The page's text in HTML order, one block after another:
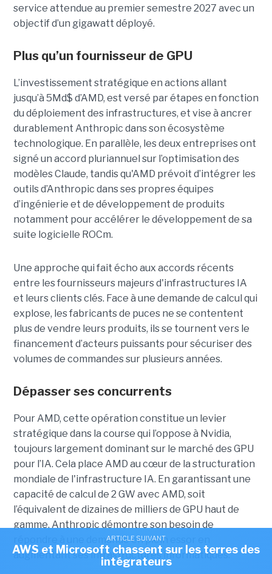
service attendue au premier semestre 2027 avec un
objectif d’un gigawatt déployé.
Plus qu’un fournisseur de GPU
L’investissement stratégique en actions allant
jusqu’à 5Md$ d’AMD, est versé par étapes en fonction
du déploiement des infrastructures, et vise à ancrer
durablement Anthropic dans son écosystème
technologique. En parallèle, les deux entreprises ont
signé un accord pluriannuel sur l’optimisation des
modèles Claude, tandis qu'AMD prévoit d’intégrer les
outils d’Anthropic dans ses propres équipes
d’ingénierie et de développement de produits
notamment pour accélérer le développement de sa
suite logicielle ROCm.
Une approche qui fait écho aux accords récents
entre les fournisseurs majeurs d'infrastructures IA
et leurs clients clés. Face à une demande de calcul qui
explose, les fabricants de puces ne se contentent
plus de vendre leurs produits, ils se tournent vers le
financement d’acteurs puissants pour sécuriser des
volumes de commandes sur plusieurs années.
Dépasser ses concurrents
Pour AMD, cette opération constitue un levier
stratégique dans la course qui l’oppose à Nvidia,
toujours largement dominant sur le marché des GPU
pour l’IA. Cela place AMD au cœur de la structuration
mondiale de l'infrastructure IA. En garantissant une
capacité de calcul de 2 GW avec AMD, soit
l’équivalent de dizaines de milliers de GPU haut de
gamme, Anthropic démontre son besoin de
répondre à une demande en plein essor en
augmentant ses infrastructures informatiques.
ARTICLE SUIVANT
AWS et Microsoft chassent sur les terres des
intégrateurs